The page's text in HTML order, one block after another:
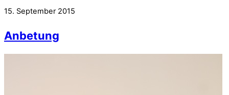
15. September 2015
Anbetung